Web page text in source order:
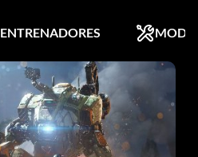
ENTRENADORES MODS